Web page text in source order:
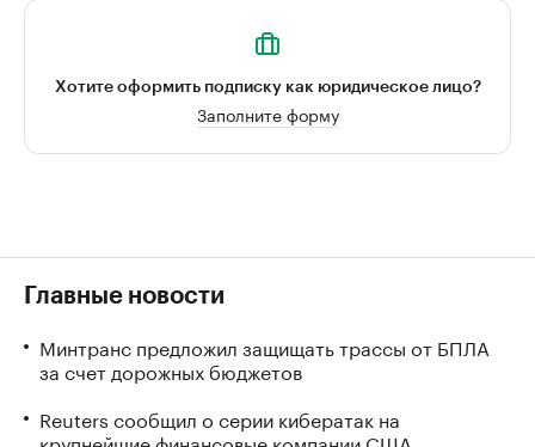
Хотите оформить подписку как юридическое лицо?
Заполните форму
Главные новости
Минтранс предложил защищать трассы от БПЛА
за счет дорожных бюджетов
Reuters сообщил о серии кибератак на